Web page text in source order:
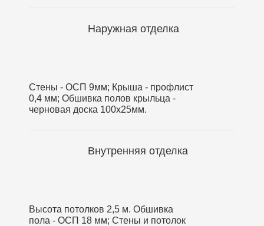
Наружная отделка
Стены - ОСП 9мм; Крыша - профлист
0,4 мм; Обшивка полов крыльца -
черновая доска 100х25мм.
Внутренняя отделка
Высота потолков 2,5 м. Обшивка
пола - ОСП 18 мм; Стены и потолок